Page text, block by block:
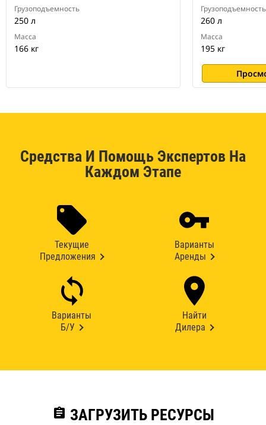
Грузоподъемность
250 л
Масса
166 кг
Грузоподъемность
260 л
Масса
195 кг
Средства И Помощь Экспертов На
Каждом Этапе
Текущие
Предложения
Варианты
Аренды
Варианты
Б/У
Найти
Дилера
assignment ЗАГРУЗИТЬ РЕСУРСЫ